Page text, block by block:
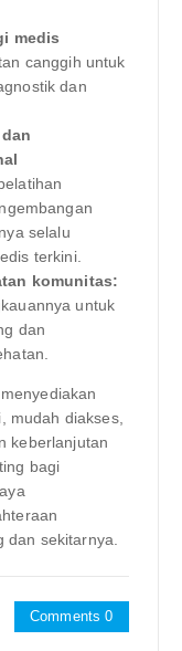
medis
canggih untuk
dan
selalu
terkini.
komunitas:
untuk
dan
mudah diakses,
keberlanjutan
bagi
dan sekitarnya.
Comments 0